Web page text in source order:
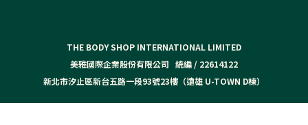
THE BODY SHOP INTERNATIONAL LIMITED
美雅國際企業股份有限公司 統編 / 22614122
新北市汐止區新台五路一段93號23樓（遠雄 U-TOWN D棟）